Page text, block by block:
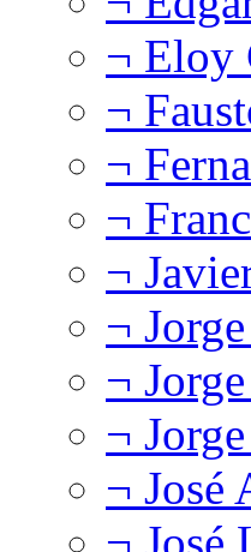
¬ Eloy
¬
¬
¬
¬
¬
¬
¬
¬ José
¬ José